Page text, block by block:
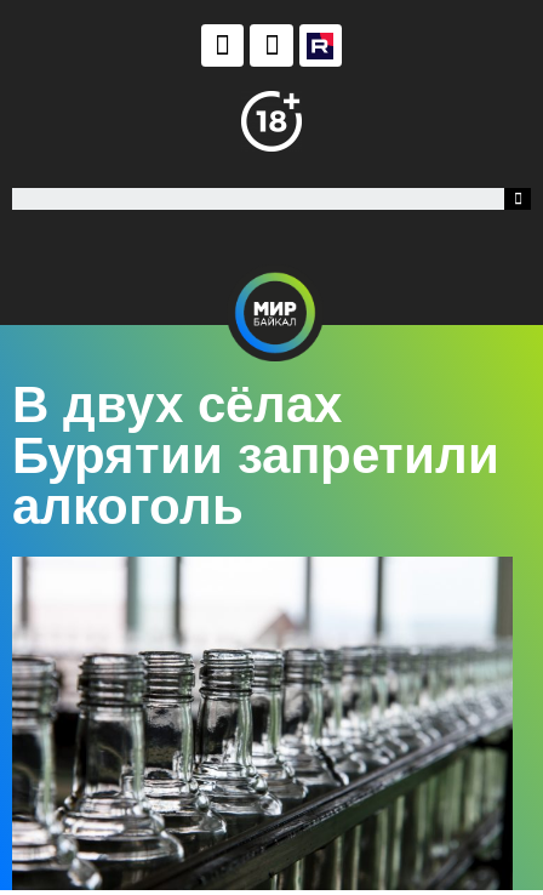
В двух сёлах
Бурятии запретили
алкоголь